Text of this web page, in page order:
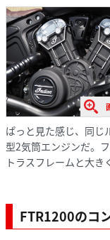
ぱっと見た感じ、同じ
型2気筒エンジンだ。
トラスフレームと大き
FTR1200のコ